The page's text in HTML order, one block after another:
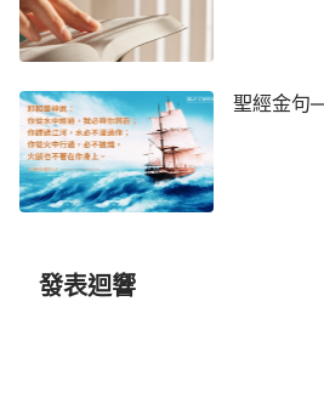
主再來的迹象已
你想早日實現與主重
聖經金句
發表迴響